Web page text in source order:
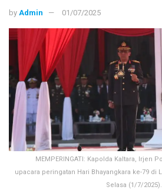
by Admin 01/07/2025
MEMPERINGATI: Kapolda Kaltara, Irjen
upacara peringatan Hari Bhayangkara ke-79 di
Selasa (1/7/